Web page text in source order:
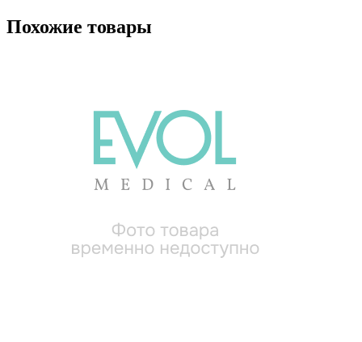
Похожие товары